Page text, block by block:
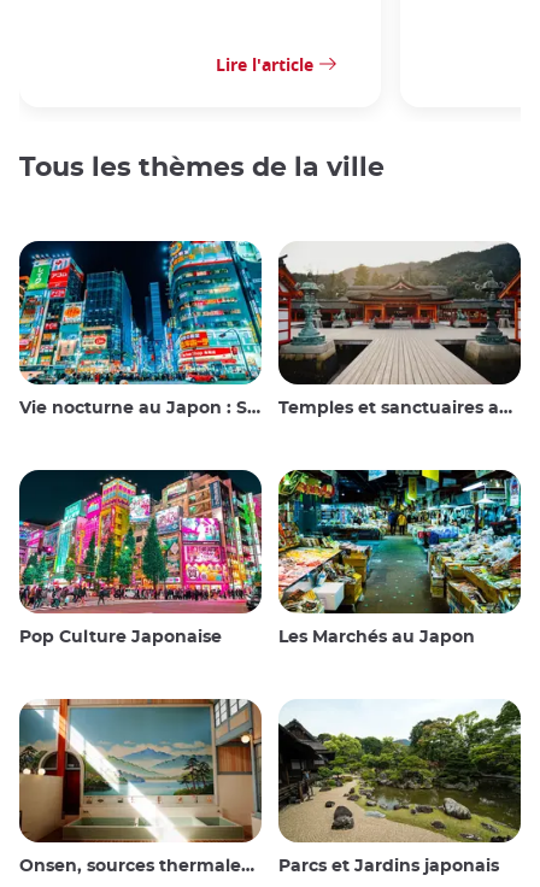
Lire l'article
Tous les thèmes de la ville
Vie nocturne au Japon : Sortir, voir et boire Temples et sanctuaires au Japon
Pop Culture Japonaise Les Marchés au Japon
Onsen, sources thermales et bains publics Parcs et Jardins japonais